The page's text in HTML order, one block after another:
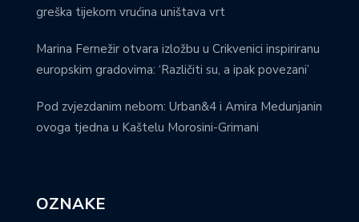
greška tijekom vrućina uništava vrt
Marina Fernežir otvara izložbu u Crikvenici inspiriranu
europskim gradovima: ‘Različiti su, a ipak povezani’
Pod zvjezdanim nebom: Urban&4 i Amira Medunjanin
ovoga tjedna u Kaštelu Morosini-Grimani
OZNAKE